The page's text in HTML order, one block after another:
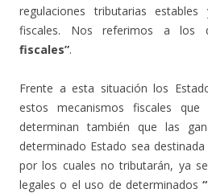
regulaciones tributarias
fiscales. Nos referimos a los
fiscales”.
Frente a esta situación los
estos mecanismos fiscales
determinan también que las
determinado Estado sea
por los cuales no tributarán, ya
legales o el uso de determinados